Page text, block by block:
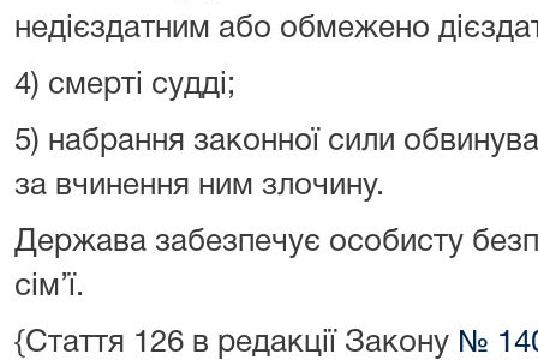
недієздатним або обмежено
4) смерті судді;
5) набрання законної сили
за вчинення ним злочину.
Держава забезпечує особисту
сім’ї.
{Стаття 126 в редакції Закону №